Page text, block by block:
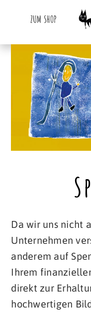
ZUM SHOP
Da wir uns nicht
Unternehmen
anderem auf
Ihrem
direkt zur
hochwertigen